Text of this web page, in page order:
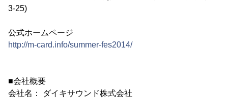
3-25)
公式ホームページ
http://m-card.info/summer-fes2014/
■会社概要
会社名： ダイキサウンド株式会社